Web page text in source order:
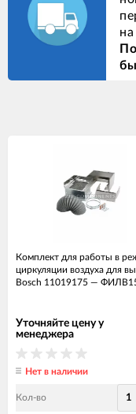
Комплект для работы в
циркуляции воздуха для
Bosch 11019175 —
Уточняйте цену у
менеджера
Нет в наличии
Кол-во